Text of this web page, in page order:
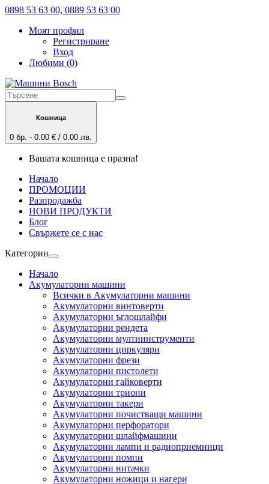
0898 53 63 00, 0889 53 63 00
Моят профил
Регистриране
Вход
Любими (0)
Кошница
0 бр. - 0.00 € / 0.00 лв.
Вашата кошница е празна!
Начало
ПРОМОЦИИ
Разпродажба
НОВИ ПРОДУКТИ
Блог
Свържете се с нас
Категории
Начало
Акумулаторни машини
Всички в Акумулаторни машини
Акумулаторни винтоверти
Акумулаторни ъглошлайфи
Акумулаторни рендета
Акумулаторни мултиинструменти
Акумулаторни циркуляри
Акумулаторни фрези
Акумулаторни пистолети
Акумулаторни гайковерти
Акумулаторни триони
Акумулаторни такери
Акумулаторни почистващи машини
Акумулаторни перфоратори
Акумулаторни шлайфмашини
Акумулаторни лампи и радиоприемници
Акумулаторни помпи
Акумулаторни нитачки
Акумулаторни ножици и нагери